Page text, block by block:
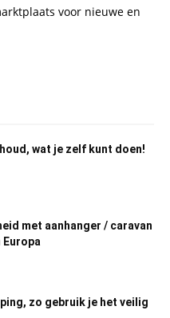
voor nieuwe en
wat je zelf kunt doen!
met aanhanger / caravan
Europa
zo gebruik je het veilig